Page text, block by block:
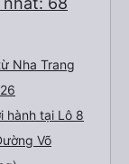
Nha Trang
hành tại Lô 8
Võ